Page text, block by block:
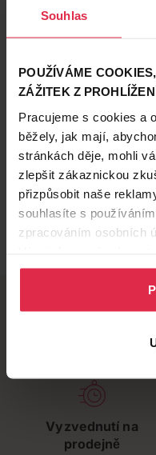
Souhlas
POUŽÍVÁME
ZÁŽITEK Z
Pracujeme s cookies a
běžely, jak mají,
stránkách děje, mohli
zlepšit zákaznickou
přizpůsobit naše
souhlasíte s
zpracováním osobních
osobních údajů.
Vyzvednutí na
prodejně